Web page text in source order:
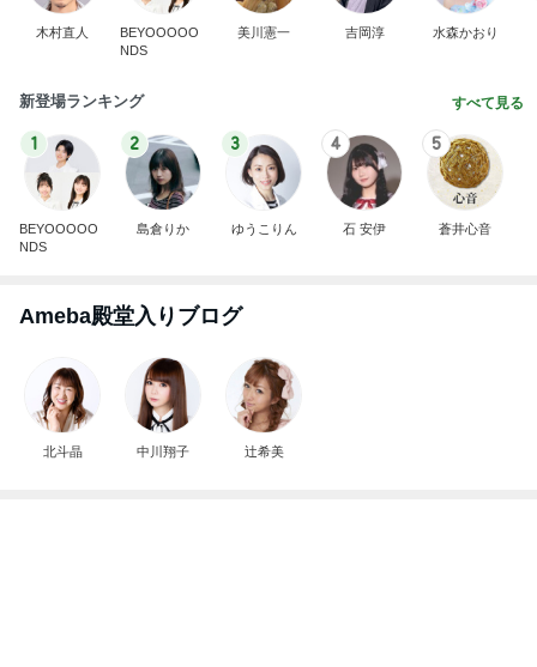
木村直人
BEYOOOOO
NDS
美川憲一 吉岡淳 水森かおり
新登場ランキング すべて見る
1
BEYOOOOO
NDS
2
島倉りか
3
ゆうこりん
4
石 安伊
5
蒼井心音
Ameba殿堂入りブログ
北斗晶 中川翔子 辻希美